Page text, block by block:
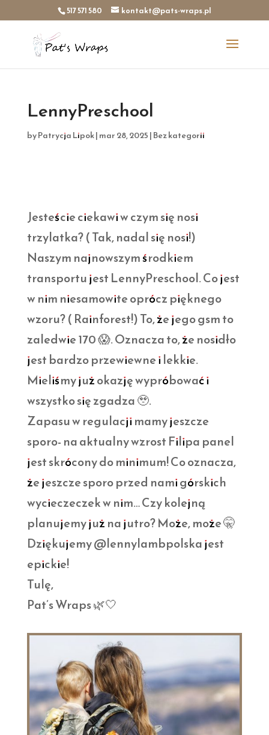
517 571 580 kontakt@pats-wraps.pl
LennyPreschool
byPatrycja Lipok|mar 28, 2025|Bez kategorii
Jesteście ciekawi w czym się nosi
trzylatka? ( Tak, nadal się nosi!)
Naszym najnowszym środkiem
transportu jest LennyPreschool. Co jest
w nim niesamowite oprócz pięknego
wzoru? ( Rainforest!) To, że jego gsm to
zaledwie 170 😱. Oznacza to, że nosidło
jest bardzo przewiewne i lekkie.
Mieliśmy już okazję wypróbować i
wszystko się zgadza 🥹.
Zapasu w regulacji mamy jeszcze
sporo- na aktualny wzrost Filipa panel
jest skrócony do minimum! Co oznacza,
że jeszcze sporo przed nami górskich
wycieczeczek w nim… Czy kolejną
planujemy już na jutro? Może, może 🤫
Dziękujemy @lennylambpolska jest
epickie!
Tulę,
Pat’s Wraps 🌿🤍